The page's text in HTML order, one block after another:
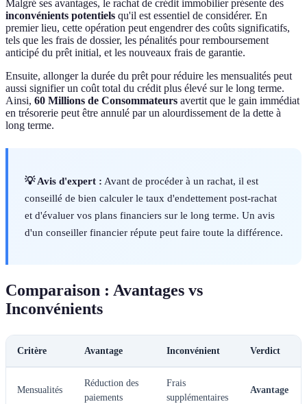
Malgré ses avantages, le rachat de crédit immobilier présente des
inconvénients potentiels qu'il est essentiel de considérer. En
premier lieu, cette opération peut engendrer des coûts significatifs,
tels que les frais de dossier, les pénalités pour remboursement
anticipé du prêt initial, et les nouveaux frais de garantie.
Ensuite, allonger la durée du prêt pour réduire les mensualités peut
aussi signifier un coût total du crédit plus élevé sur le long terme.
Ainsi, 60 Millions de Consommateurs avertit que le gain immédiat
en trésorerie peut être annulé par un alourdissement de la dette à
long terme.
💡 Avis d'expert : Avant de procéder à un rachat, il est
conseillé de bien calculer le taux d'endettement post-rachat
et d'évaluer vos plans financiers sur le long terme. Un avis
d'un conseiller financier répute peut faire toute la différence.
Comparaison : Avantages vs
Inconvénients
Critère Avantage Inconvénient Verdict
Mensualités
Réduction des
paiements
Frais
supplémentaires
Avantage